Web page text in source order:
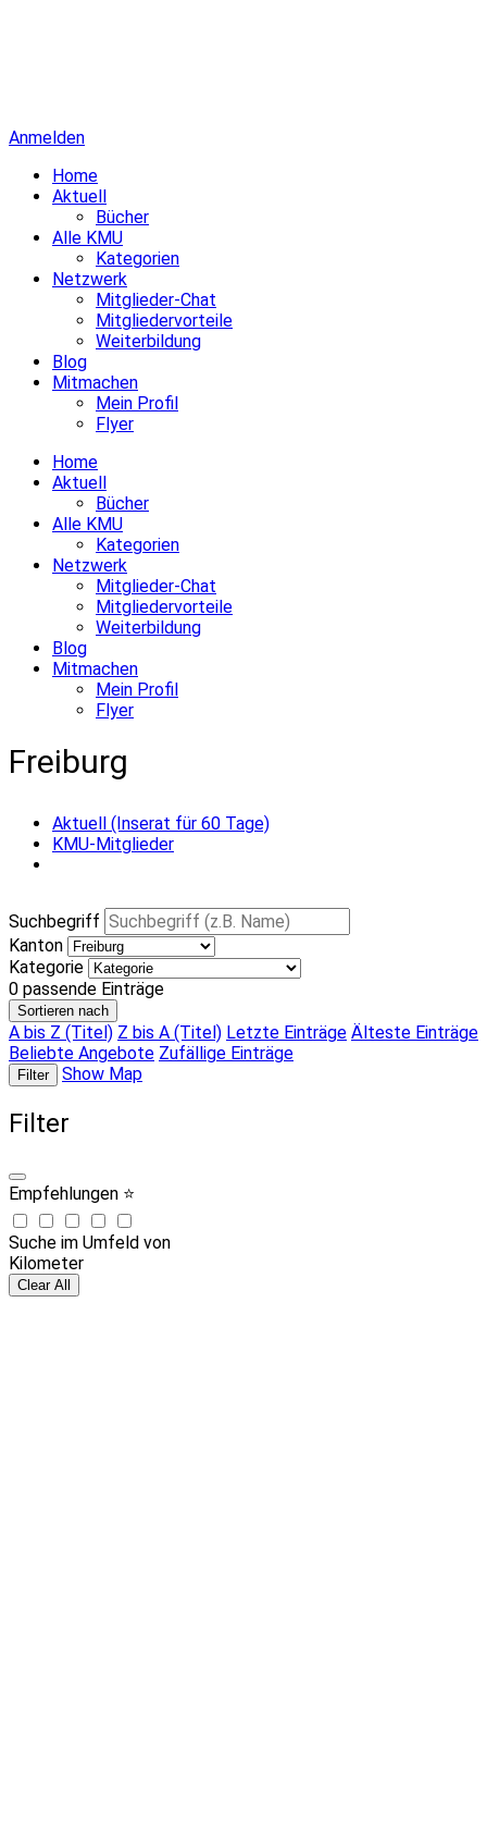
Anmelden
Home
Aktuell
Bücher
Alle KMU
Kategorien
Netzwerk
Mitglieder-Chat
Mitgliedervorteile
Weiterbildung
Blog
Mitmachen
Mein Profil
Flyer
Home
Aktuell
Bücher
Alle KMU
Kategorien
Netzwerk
Mitglieder-Chat
Mitgliedervorteile
Weiterbildung
Blog
Mitmachen
Mein Profil
Flyer
Freiburg
Aktuell (Inserat für 60 Tage)
KMU-Mitglieder
Suchbegriff
Kanton
Kategorie
0 passende Einträge
Sortieren nach
A bis Z (Titel) Z bis A (Titel) Letzte Einträge Älteste Einträge
Beliebte Angebote Zufällige Einträge
Filter Show Map
Filter
Empfehlungen ⭐
Suche im Umfeld von
Kilometer
Clear All